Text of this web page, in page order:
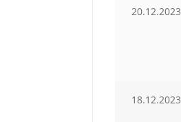
20.12.2023
18.12.2023